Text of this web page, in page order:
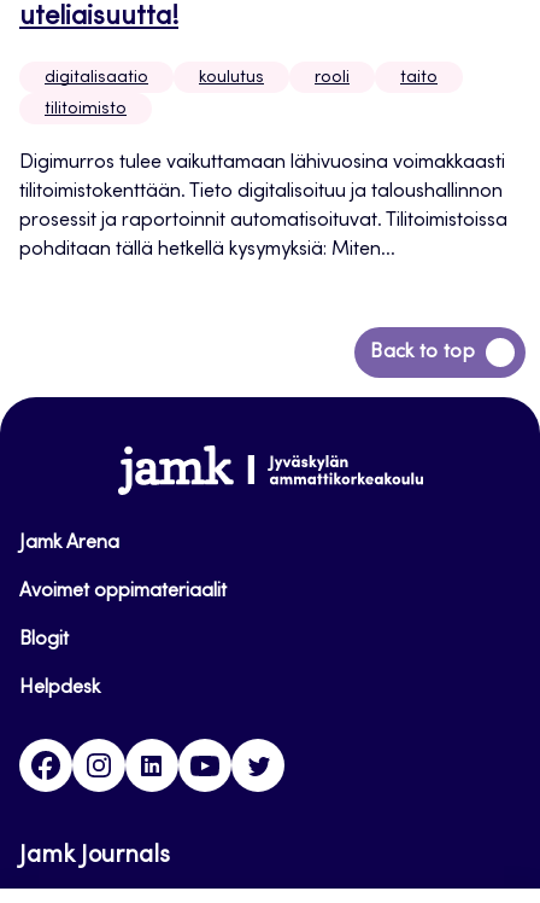
uteliaisuutta!
digitalisaatio koulutus rooli
taito
tilitoimisto
Digimurros tulee vaikuttamaan lähivuosina voimakkaasti
tilitoimistokenttään. Tieto digitalisoituu ja taloushallinnon
prosessit ja raportoinnit automatisoituvat. Tilitoimistoissa
pohditaan tällä hetkellä kysymyksiä: Miten...
Back to top
Back
to
www.jamk.fi
Jamk Arena
Avoimet oppimateriaalit
Blogit
Helpdesk
FacebookInstagram
LinkedInYoutube
Jamk Journals